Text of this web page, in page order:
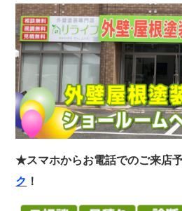
★スマホからお電話でのご来店
ク ！